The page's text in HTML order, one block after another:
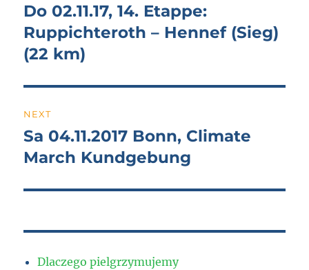
navigation
Previous
post:
Do 02.11.17, 14. Etappe:
Ruppichteroth – Hennef (Sieg)
(22 km)
NEXT
Next
post:
Sa 04.11.2017 Bonn, Climate
March Kundgebung
Dlaczego pielgrzymujemy